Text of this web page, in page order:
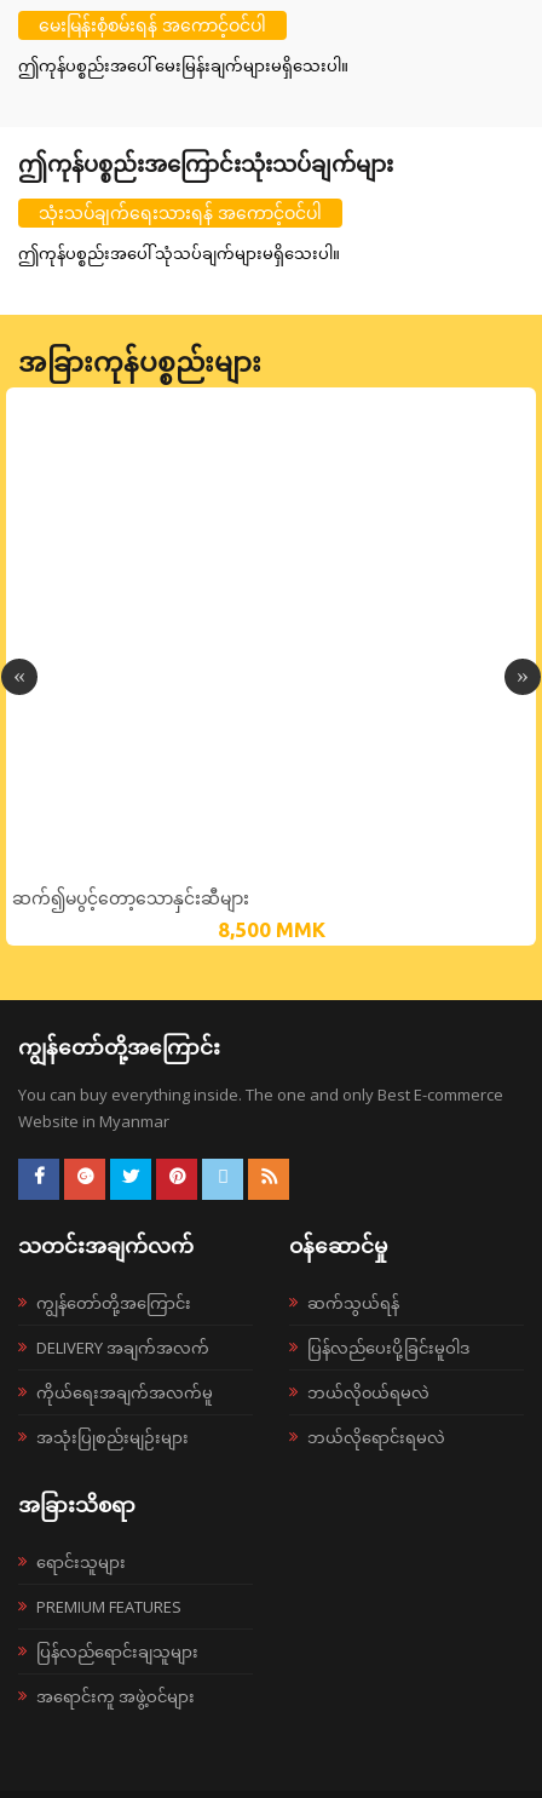
မေးမြန်းစုံစမ်းရန် အကောင့်ဝင်ပါ
ဤကုန်ပစ္စည်းအပေါ် မေးမြန်းချက်များမရှိသေးပါ။
ဤကုန်ပစ္စည်းအကြောင်းသုံးသပ်ချက်များ
သုံးသပ်ချက်ရေးသားရန် အကောင့်ဝင်ပါ
ဤကုန်ပစ္စည်းအပေါ် သုံသပ်ချက်များမရှိသေးပါ။
အခြားကုန်ပစ္စည်းများ
ဆက်၍မပွင့်တော့သောနှင်းဆီများ
8,500 MMK
ကျွန်တော်တို့အကြောင်း
You can buy everything inside. The one and only Best E-commerce
Website in Myanmar
သတင်းအချက်လက်
ကျွန်တော်တို့အကြောင်း
DELIVERY အချက်အလက်
ကိုယ်ရေးအချက်အလက်မူ
အသုံးပြုစည်းမျဉ်းများ
ဝန်ဆောင်မှု
ဆက်သွယ်ရန်
ပြန်လည်ပေးပို့ခြင်းမူဝါဒ
ဘယ်လို၀ယ်ရမလဲ
ဘယ်လိုရောင်းရမလဲ
အခြားသိစရာ
ရောင်းသူများ
PREMIUM FEATURES
ပြန်လည်ရောင်းချသူများ
အရောင်းကူ အဖွဲ့ဝင်များ